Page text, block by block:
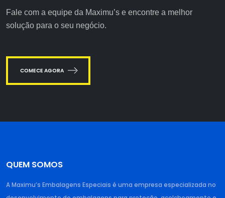
Fale com a equipe da Maximu’s e encontre a melhor
solução para o seu negócio.
COMECE AGORA
QUEM SOMOS
A Maximu’s Embalagens Especiais é uma empresa especializada no